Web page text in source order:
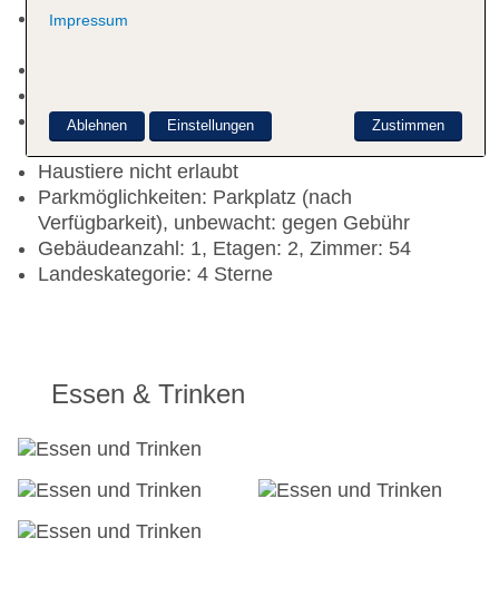
Internet: WLAN/WiFi, im gesamten Hotel
Zahlungsarten: TUI Card / VISA, MasterCard,
American Express, EC Karte/Maestro
Haustiere nicht erlaubt
Parkmöglichkeiten: Parkplatz (nach
Verfügbarkeit), unbewacht: gegen Gebühr
Gebäudeanzahl: 1, Etagen: 2, Zimmer: 54
Landeskategorie: 4 Sterne
Essen & Trinken
Impressum
Zustimmen
Ablehnen Einstellungen